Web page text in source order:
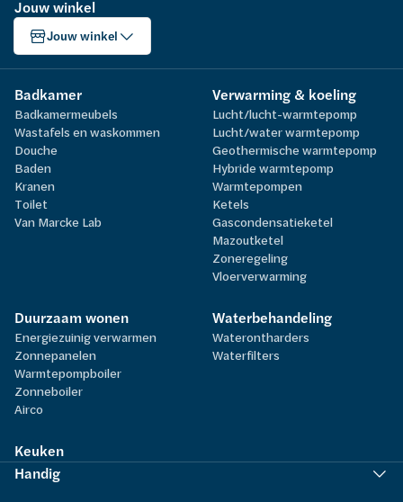
Jouw winkel
Jouw winkel
Badkamer
Badkamermeubels
Wastafels en waskommen
Douche
Baden
Kranen
Toilet
Van Marcke Lab
Verwarming & koeling
Lucht/lucht-warmtepomp
Lucht/water warmtepomp
Geothermische warmtepomp
Hybride warmtepomp
Warmtepompen
Ketels
Gascondensatieketel
Mazoutketel
Zoneregeling
Vloerverwarming
Duurzaam wonen
Energiezuinig verwarmen
Zonnepanelen
Warmtepompboiler
Zonneboiler
Airco
Waterbehandeling
Waterontharders
Waterfilters
Keuken
Handig